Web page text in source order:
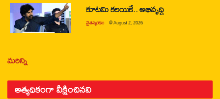
కూటమి కలయికే.. అభివృద్ధి
చైతన్యరధం @August 2, 2026
మరిన్ని
అత్యధికంగా వీక్షించినవి